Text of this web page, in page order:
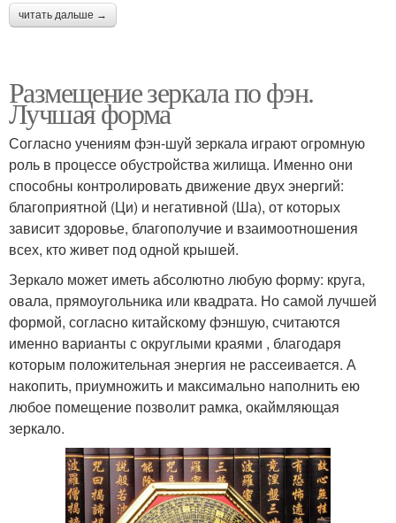
читать дальше →
Размещение зеркала по фэн.
Лучшая форма
Согласно учениям фэн-шуй зеркала играют огромную
роль в процессе обустройства жилища. Именно они
способны контролировать движение двух энергий:
благоприятной (Ци) и негативной (Ша), от которых
зависит здоровье, благополучие и взаимоотношения
всех, кто живет под одной крышей.
Зеркало может иметь абсолютно любую форму: круга,
овала, прямоугольника или квадрата. Но самой лучшей
формой, согласно китайскому фэншую, считаются
именно варианты с округлыми краями , благодаря
которым положительная энергия не рассеивается. А
накопить, приумножить и максимально наполнить ею
любое помещение позволит рамка, окаймляющая
зеркало.